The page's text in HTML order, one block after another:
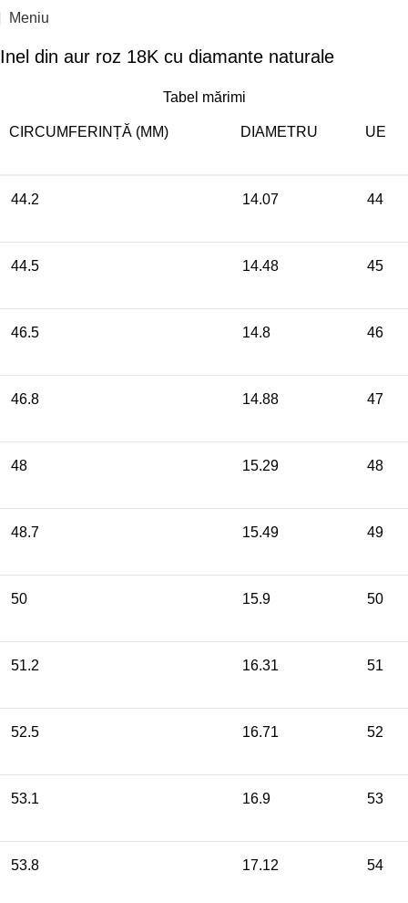
Meniu
Reducere 10%
Inel din aur roz 18K cu diamante naturale
Tabel mărimi
CIRCUMFERINȚĂ (MM) DIAMETRU UE
44.2 14.07 44
44.5 14.48 45
46.5 14.8 46
46.8 14.88 47
48 15.29 48
48.7 15.49 49
50 15.9 50
51.2 16.31 51
52.5 16.71 52
53.1 16.9 53
53.8 17.12 54